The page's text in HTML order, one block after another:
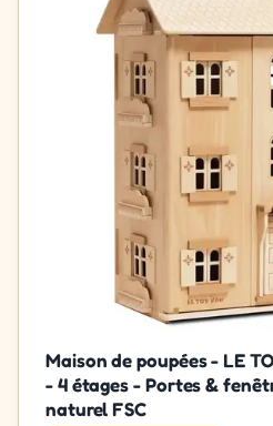
Maison de poupées - LE
- 4 étages - Portes &
naturel FSC